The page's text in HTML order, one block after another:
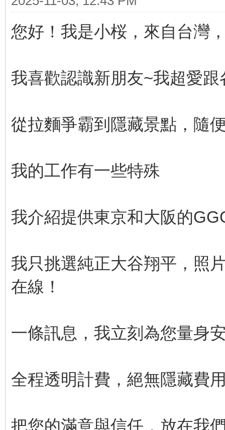
您好！我是小桜，來自台灣
我喜歡認識新朋友~我超愛
從拉麵爭霸到隱藏景點，隨
我的工作有一些特殊
我介紹提供東京和大阪的
我只挑選純正大谷翔平，照
在線！
一條訊息，我立刻為您量身
全程透明計費，絕無隱藏費
把您的滿意與信任，放在